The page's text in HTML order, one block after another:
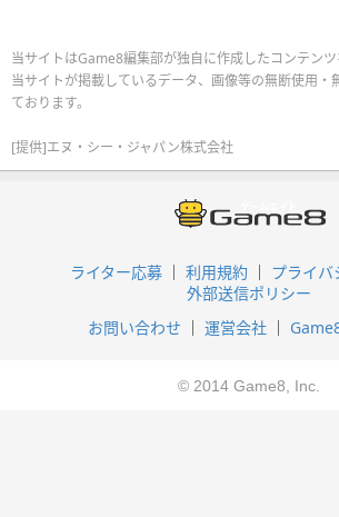
当サイトはGame8編集部が独自に作成したコンテンツ
当サイトが掲載しているデータ、画像等の無断使用・
ております。
[提供]エヌ・シー・ジャパン株式会社
ライター応募 利用規約
プライバ
外部送信ポリシー
お問い合わせ
運営会社
© 2014 Game8, Inc.